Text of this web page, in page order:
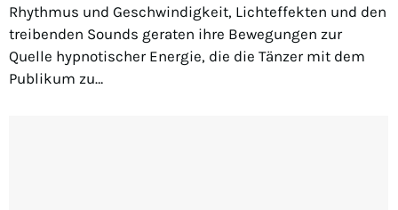
Rhythmus und Geschwindigkeit, Lichteffekten und den
treibenden Sounds geraten ihre Bewegungen zur
Quelle hypnotischer Energie, die die Tänzer mit dem
Publikum zu…